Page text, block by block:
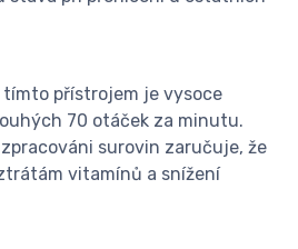
tímto přístrojem je vysoce
70 otáček za minutu.
surovin zaručuje, že
vitamínů a snížení